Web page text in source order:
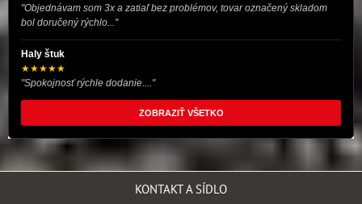
"Objednávam som 3x a zatiaľ bez problémov, tovar označený skladom
bol doručený rýchlo..."
Haly štuk
★★★★★
"Spokojnosť rýchle dodanie...."
ZOBRAZIŤ VŠETKO
KONTAKT A SÍDLO